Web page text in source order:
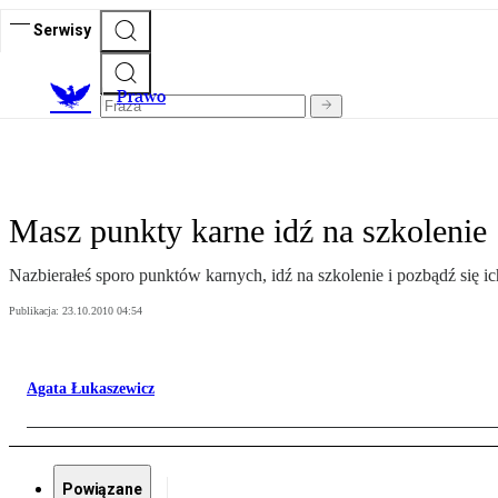
Serwisy
Prawo
Masz punkty karne idź na szkolenie
Nazbierałeś sporo punktów karnych, idź na szkolenie i pozbądź się
Publikacja: 23.10.2010 04:54
Agata Łukaszewicz
Powiązane